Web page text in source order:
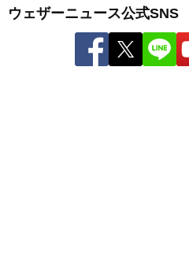
ウェザーニュース公式SNS